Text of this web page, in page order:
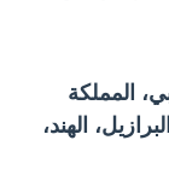
المملكة
الهند،